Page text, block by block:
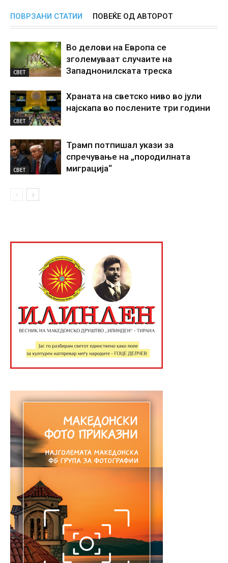
ПОВРЗАНИ СТАТИИ ПОВЕЌЕ ОД АВТОРОТ
СВЕТ
Во делови на Европа се
зголемуваат случаите на
Западнонилската треска
СВЕТ
Храната на светско ниво во јули
најскапа во послените три години
СВЕТ
Трамп потпишал укази за
спречување на „породилната
миграција“